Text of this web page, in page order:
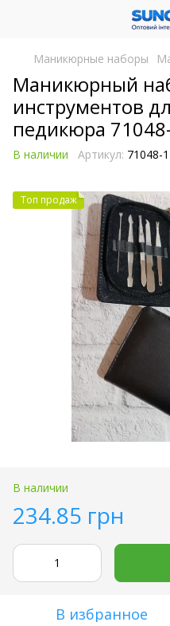
Маникюрные наборы
Маникюрный
инструментов
педикюра
В наличии Артикул: 71048-
Топ продаж
В наличии
234.85 грн
В избранное